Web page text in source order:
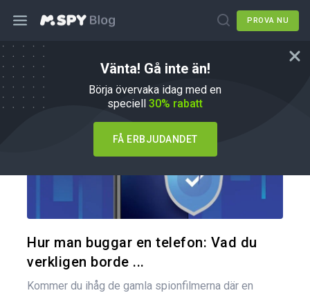
PROVA NU
Vänta! Gå inte än!
Börja övervaka idag med en
speciell 30% rabatt
FÅ ERBJUDANDET
Hur du gör
Hur man buggar en telefon: Vad du
verkligen borde ...
Kommer du ihåg de gamla spionfilmerna där en